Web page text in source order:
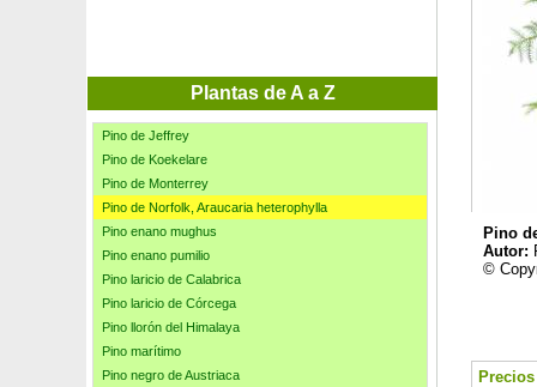
Plantas de A a Z
Pino de Corea
Pino de Jeffrey
Pino de Koekelare
Pino de Monterrey
Pino de Norfolk, Araucaria heterophylla
Pino enano mughus
Pino enano pumilio
Pino laricio de Calabrica
Pino laricio de Córcega
Pino llorón del Himalaya
Pino marítimo
Pino negro de Austriaca
Pino
Autor:
©